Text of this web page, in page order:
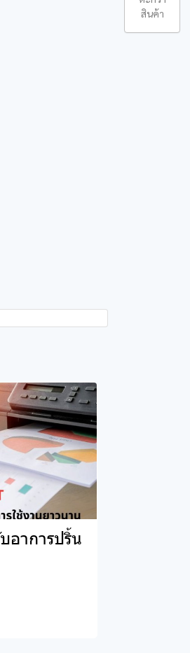
อาการปริ้น
สินค้า